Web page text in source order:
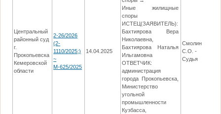
Центральный
районный суд
г.
Прокопьевска
Кемеровской
области
2-26/2026
(2-
1110/2025;)
~
М-625/2025
14.04.2025
Иные жилищные
споры
ИСТЕЦ(ЗАЯВИТЕЛЬ):
Бахтиярова Вера
Николаевна,
Бахтиярова Наталья
Ильгамовна
ОТВЕТЧИК:
администрация
города Прокопьевска,
Министерство
угольной
промышленности
Кузбасса,
Смолин
С.О. -
Судья